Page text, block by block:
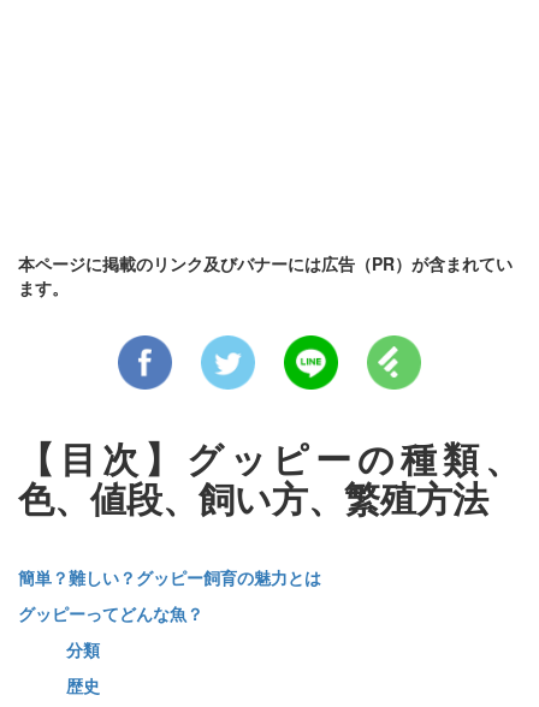
本ページに掲載のリンク及びバナーには広告（PR）が含まれてい
ます。
【目次】グッピーの種類、
色、値段、飼い方、繁殖方法
簡単？難しい？グッピー飼育の魅力とは
グッピーってどんな魚？
分類
歴史